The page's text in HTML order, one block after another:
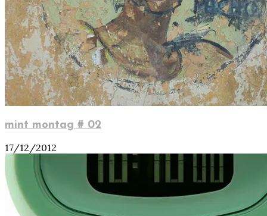
mint montag # 02
17/12/2012